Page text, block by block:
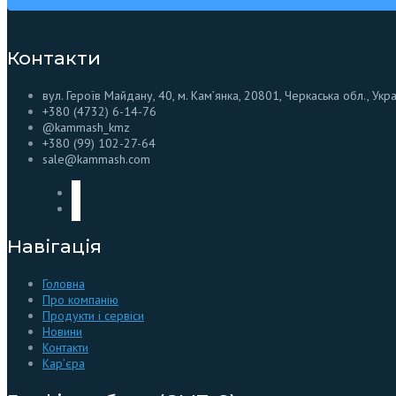
Контакти
вул. Героїв Майдану, 40, м. Кам’янка, 20801, Черкаська обл.,
+380 (4732) 6-14-76
@kammash_kmz
+380 (99) 102-27-64
sale@kammash.com
Навігація
Головна
Про компанію
Продукти і сервіси
Новини
Контакти
Кар’єра